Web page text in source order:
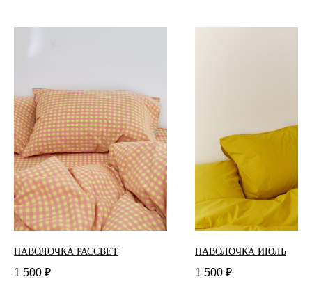
НАВОЛОЧКА РАССВЕТ
1 500 ₽
НАВОЛОЧКА ИЮЛЬ
1 500 ₽